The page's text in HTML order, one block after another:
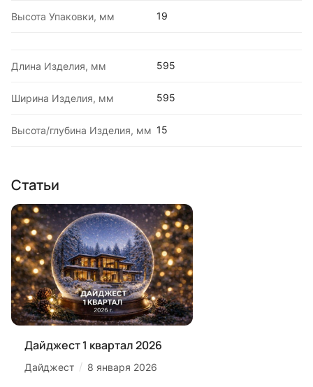
Высота Упаковки, мм 19
Длина Изделия, мм 595
Ширина Изделия, мм 595
Высота/глубина Изделия, мм 15
Статьи
Дайджест 1 квартал 2026
Дайджест / 8 января 2026